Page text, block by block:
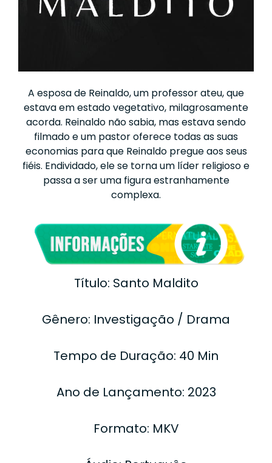
A esposa de Reinaldo, um professor ateu, que
estava em estado vegetativo, milagrosamente
acorda. Reinaldo não sabia, mas estava sendo
filmado e um pastor oferece todas as suas
economias para que Reinaldo pregue aos seus
fiéis. Endividado, ele se torna um líder religioso e
passa a ser uma figura estranhamente
complexa.
Título: Santo Maldito
Gênero: Investigação / Drama
Tempo de Duração: 40 Min
Ano de Lançamento: 2023
Formato: MKV